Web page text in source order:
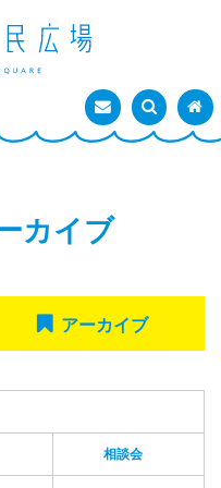
お問い合わせ
検索を表
ト
カイブ
アーカイブ
相談会